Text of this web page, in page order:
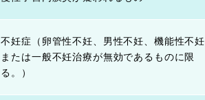
不妊症（卵管性不妊、男性不妊、機能性不妊
または一般不妊治療が無効であるものに限
る。）